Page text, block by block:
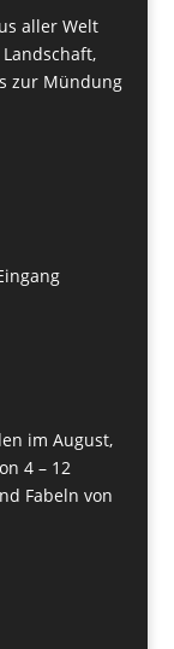
aller Welt
zur Mündung
im August,
4 – 12
Fabeln von